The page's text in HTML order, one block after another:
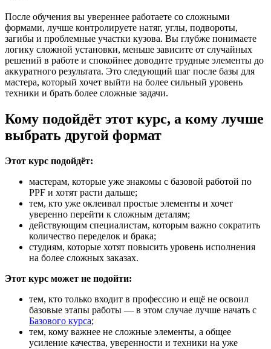
После обучения вы увереннее работаете со сложными
формами, лучше контролируете натяг, углы, подвороты,
загибы и проблемные участки кузова. Вы глубже понимаете
логику сложной установки, меньше зависите от случайных
решений в работе и спокойнее доводите трудные элементы до
аккуратного результата. Это следующий шаг после базы для
мастера, который хочет выйти на более сильный уровень
техники и брать более сложные задачи.
Кому подойдёт этот курс, а кому лучше
выбрать другой формат
Этот курс подойдёт:
мастерам, которые уже знакомы с базовой работой по
PPF и хотят расти дальше;
тем, кто уже оклеивал простые элементы и хочет
уверенно перейти к сложным деталям;
действующим специалистам, которым важно сократить
количество переделок и брака;
студиям, которые хотят повысить уровень исполнения
на более сложных заказах.
Этот курс может не подойти:
тем, кто только входит в профессию и ещё не освоил
базовые этапы работы — в этом случае лучше начать с
Базового курса;
тем, кому важнее не сложные элементы, а общее
усиление качества, уверенности и техники на уже